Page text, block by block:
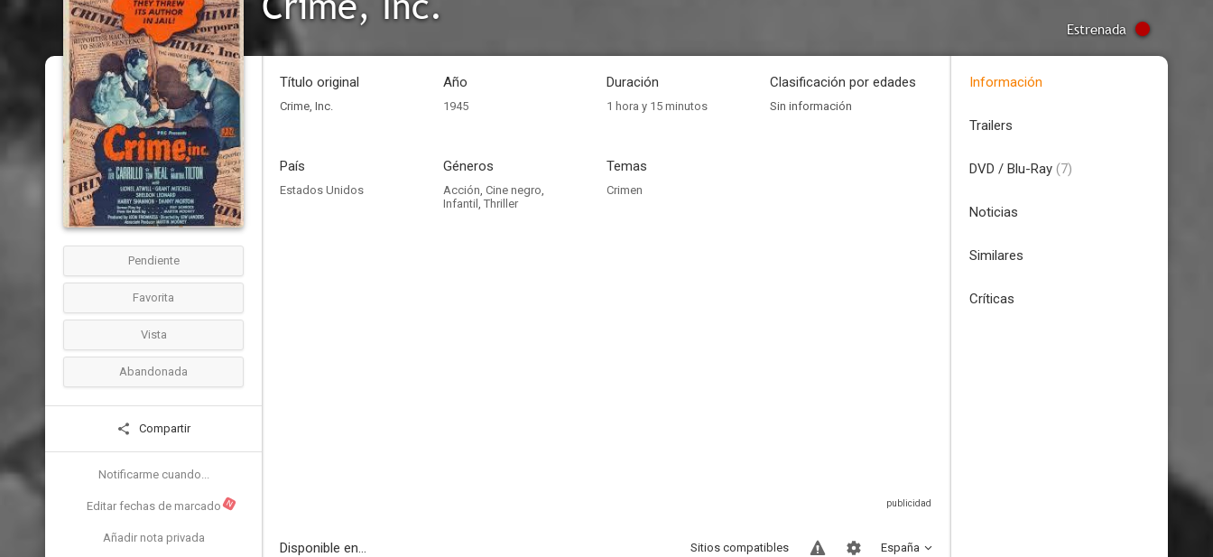
Estrenada
Pendiente
Favorita
Vista
Abandonada
Compartir
Notificarme cuando...
Editar fechas de marcado N
Añadir nota privada
Título original
Crime, Inc.
Año
1945
Duración
1 hora y 15 minutos
Clasificación por edades
Sin información
País
Estados Unidos
Géneros
Acción, Cine negro,
Infantil , Thriller
Temas
Crimen
Disponible en... España
Sitios compatibles
Información
Trailers
DVD / Blu-Ray (7)
Noticias
Similares
Críticas